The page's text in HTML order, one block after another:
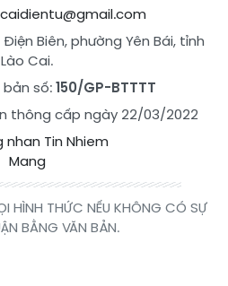
Biên, phường Yên Bái, tỉnh
Lào Cai.
số:150/GP-BTTTT
thông cấp ngày 22/03/2022
HÌNH THỨC NẾU KHÔNG CÓ SỰ
BẰNG VĂN BẢN.